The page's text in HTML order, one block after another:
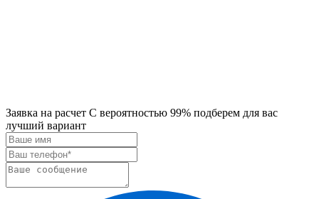
Заявка на расчет С вероятностью 99% подберем для вас
лучший вариант